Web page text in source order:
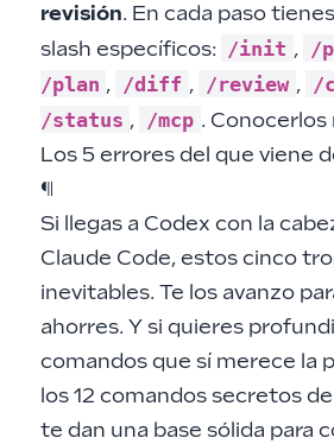
revisión. En cada paso
slash específicos: /init , /
/plan , /diff , /review , /
/status , /mcp . Conocerlos
Los 5 errores del que viene
¶
Si llegas a Codex con la
Claude Code, estos cinco
inevitables. Te los avanzo
ahorres. Y si quieres
comandos que sí merece la
los 12 comandos secretos
te dan una base sólida para